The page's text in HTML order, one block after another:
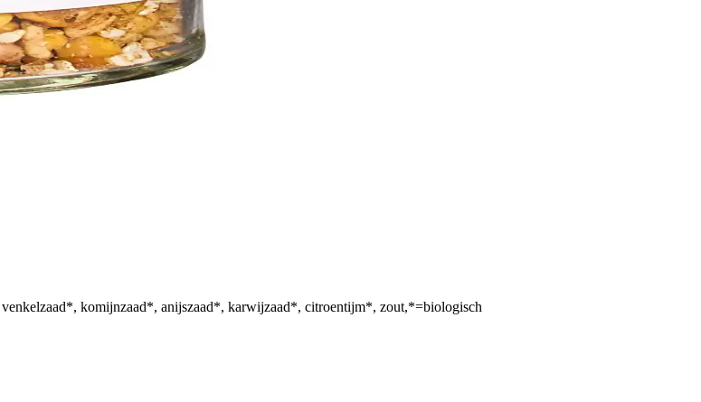
komijnzaad*, anijszaad*, karwijzaad*, citroentijm*, zout,*=biologisch